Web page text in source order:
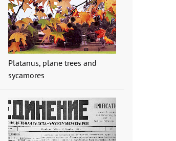
Platanus, plane trees and
sycamores